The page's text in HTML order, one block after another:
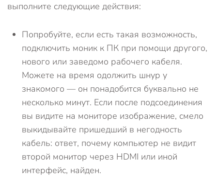
выполните следующие действия:
Попробуйте, если есть такая возможность,
подключить моник к ПК при помощи другого,
нового или заведомо рабочего кабеля.
Можете на время одолжить шнур у
знакомого — он понадобится буквально не
несколько минут. Если после подсоединения
вы видите на мониторе изображение, смело
выкидывайте пришедший в негодность
кабель: ответ, почему компьютер не видит
второй монитор через HDMI или иной
интерфейс, найден.